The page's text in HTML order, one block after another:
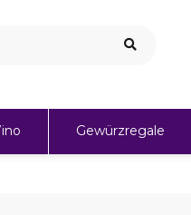
Gewürzregale